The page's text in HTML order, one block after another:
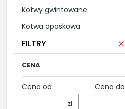
Kotwy gwintowane
Kotwa opaskowa
FILTRY
CENA
Cena od
zł
Cena do